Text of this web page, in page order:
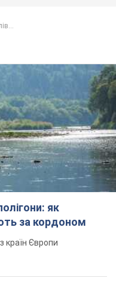
як
за кордоном
країн Європи